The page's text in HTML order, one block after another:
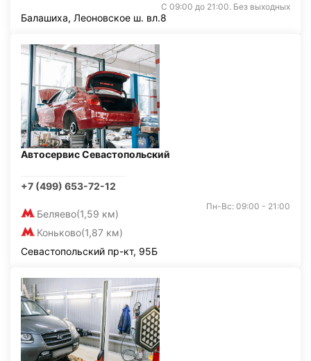
С 09:00 до 21:00. Без выходных
Балашиха, Леоновское ш. вл.8
Автосервис Севастопольский
+7 (499) 653-72-12
Беляево(1,59 км)
Коньково(1,87 км)
Пн-Вс: 09:00 - 21:00
Севастопольский пр-кт, 95Б